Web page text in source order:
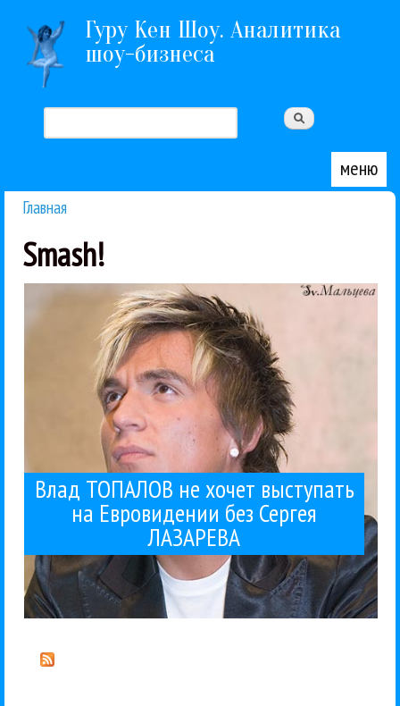
Перейти к основному содержанию
Гуру Кен Шоу. Аналитика
шоу-бизнеса
Форма поиска
меню
Главная
Smash!
Влад ТОПАЛОВ не хочет выступать
на Евровидении без Сергея
ЛАЗАРЕВА
Влад ТОПАЛОВ не хочет
выступать на Евровидении
без Сергея ЛАЗАРЕВА
13 / 02 / 2007
Влад Топалов Евровидение Интервью Поп
Сергей Лазарев
актуальную тему участия в конкурсе Евровидение